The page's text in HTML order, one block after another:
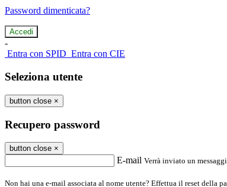
Password dimenticata?
-
Entra con SPID Entra con CIE
Seleziona utente
button close ×
Recupero password
button close ×
E-mail Verrà inviato un
Non hai una e-mail associata al nome utente? Effettua il reset della